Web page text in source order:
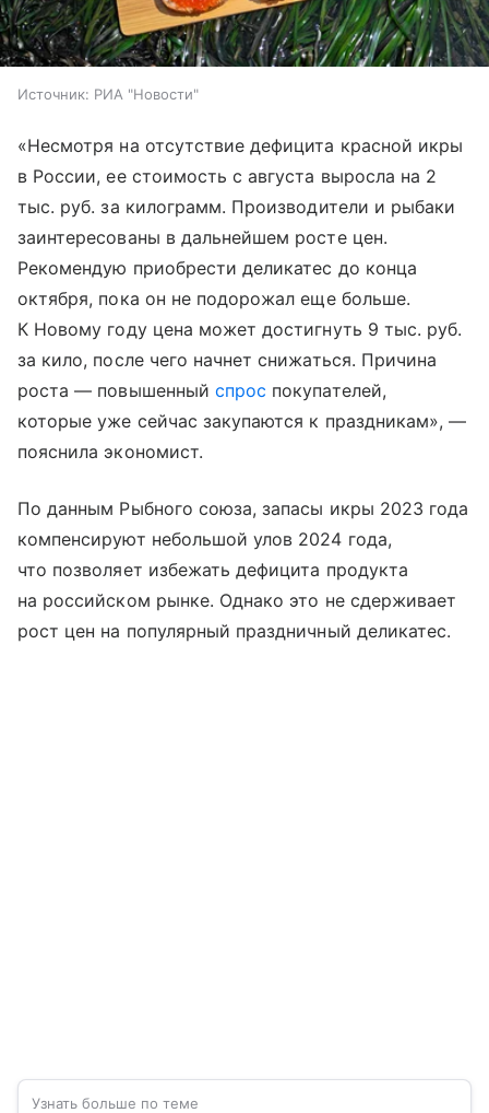
Источник: РИА "Новости"
«Несмотря на отсутствие дефицита красной икры
в России, ее стоимость с августа выросла на 2
тыс. руб. за килограмм. Производители и рыбаки
заинтересованы в дальнейшем росте цен.
Рекомендую приобрести деликатес до конца
октября, пока он не подорожал еще больше.
К Новому году цена может достигнуть 9 тыс. руб.
за кило, после чего начнет снижаться. Причина
роста — повышенный спрос покупателей,
которые уже сейчас закупаются к праздникам», —
пояснила экономист.
По данным Рыбного союза, запасы икры 2023 года
компенсируют небольшой улов 2024 года,
что позволяет избежать дефицита продукта
на российском рынке. Однако это не сдерживает
рост цен на популярный праздничный деликатес.
Узнать больше по теме